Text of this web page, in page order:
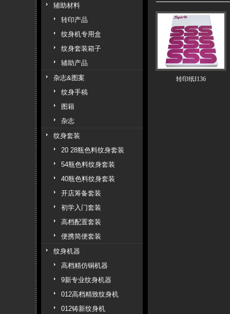
辅助材料
转印产品
纹身机专用盒
纹身套装箱子
辅助产品
杂志&图案
纹身手稿
图籍
杂志
纹身套装
20 28瓶色料纹身套装
54瓶色料纹身套装
40瓶色料纹身套装
开店筹备套装
初学入门套装
高档配置套装
便携简便套装
纹身机器
高档精仿铜机器
9新专业纹身机器
012高档精致纹身机
012铸新纹身机
转印纸I136